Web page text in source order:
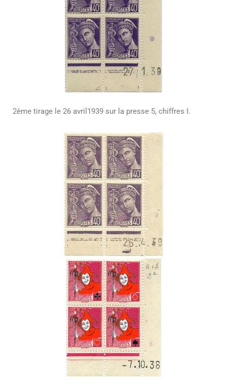
2ème tirage le 26 avril1939 sur la presse 5, chiffres I.